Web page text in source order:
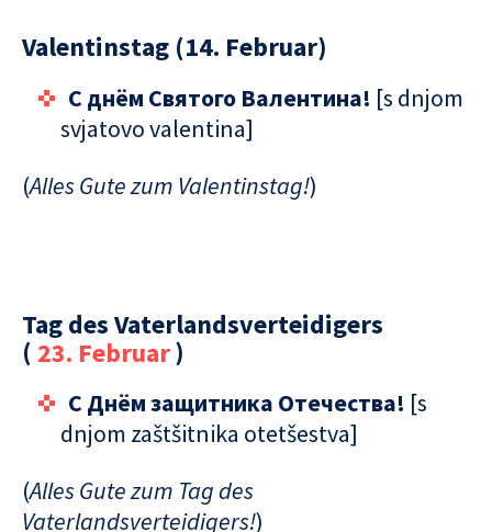
Valentinstag (14. Februar)
C днём Святого Валентина! [s dnjom
svjatovo valentina]
(Alles Gute zum Valentinstag!)
Tag des Vaterlandsverteidigers
( 23. Februar)
С Днём защитника Отечества! [s
dnjom zaštšitnika otetšestva]
(Alles Gute zum Tag des
Vaterlandsverteidigers!)